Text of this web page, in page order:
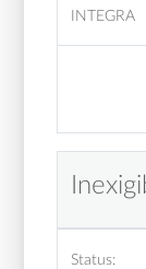
INTEGRA
Status: